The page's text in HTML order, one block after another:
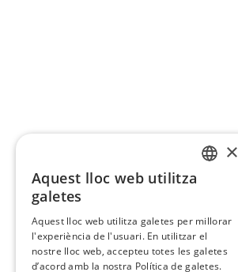
×
Aquest lloc web utilitza
galetes
Aquest lloc web utilitza galetes per millorar
l'experiència de l'usuari. En utilitzar el
nostre lloc web, accepteu totes les galetes
d’acord amb la nostra Política de galetes.